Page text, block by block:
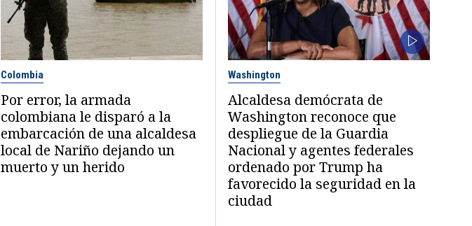
Colombia
Por error, la armada
colombiana le disparó a la
embarcación de una alcaldesa
local de Nariño dejando un
muerto y un herido
Washington
Alcaldesa demócrata de
Washington reconoce que
despliegue de la Guardia
Nacional y agentes federales
ordenado por Trump ha
favorecido la seguridad en la
ciudad